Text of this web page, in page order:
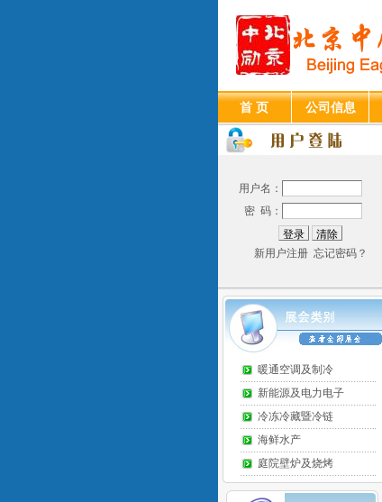
首 页 公司信息
用户名：
密 码：
新用户注册 忘记密码？
暖通空调及制冷
新能源及电力电子
冷冻冷藏暨冷链
海鲜水产
庭院壁炉及烧烤